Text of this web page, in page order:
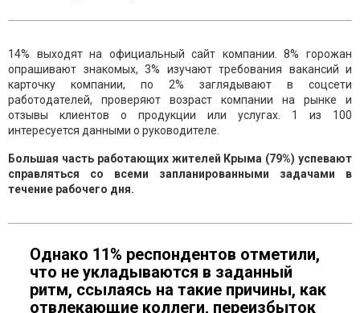
14% выходят на официальный сайт компании. 8% горожан
опрашивают знакомых, 3% изучают требования вакансий и
карточку компании, по 2% заглядывают в соцсети
работодателей, проверяют возраст компании на рынке и
отзывы клиентов о продукции или услугах. 1 из 100
интересуется данными о руководителе.
Большая часть работающих жителей Крыма (79%) успевают
справляться со всеми запланированными задачами в
течение рабочего дня.
Однако 11% респондентов отметили,
что не укладываются в заданный
ритм, ссылаясь на такие причины, как
отвлекающие коллеги, переизбыток